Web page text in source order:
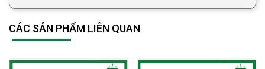
CÁC SẢN PHẨM LIÊN QUAN